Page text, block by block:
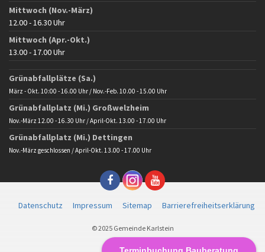
Mittwoch (Nov.-März)
12.00 - 16.30 Uhr
Mittwoch (Apr.-Okt.)
13.00 - 17.00 Uhr
Grünabfallplätze (Sa.)
März - Okt. 10:00 - 16.00 Uhr / Nov.-Feb. 10.00 - 15.00 Uhr
Grünabfallplatz (Mi.) Großwelzheim
Nov.-März 12.00 - 16.30 Uhr / April-Okt. 13.00 - 17.00 Uhr
Grünabfallplatz (Mi.) Dettingen
Nov.-März geschlossen / April-Okt. 13.00 - 17.00 Uhr
Datenschutz Impressum Sitemap Barrierefreiheitserklärung
© 2025 Gemeinde Karlstein